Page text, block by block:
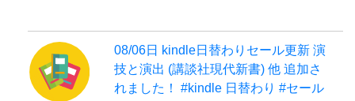
08/06日 kindle日替わりセール更新 演
技と演出 (講談社現代新書) 他 追加さ
れました！ #kindle 日替わり #セール